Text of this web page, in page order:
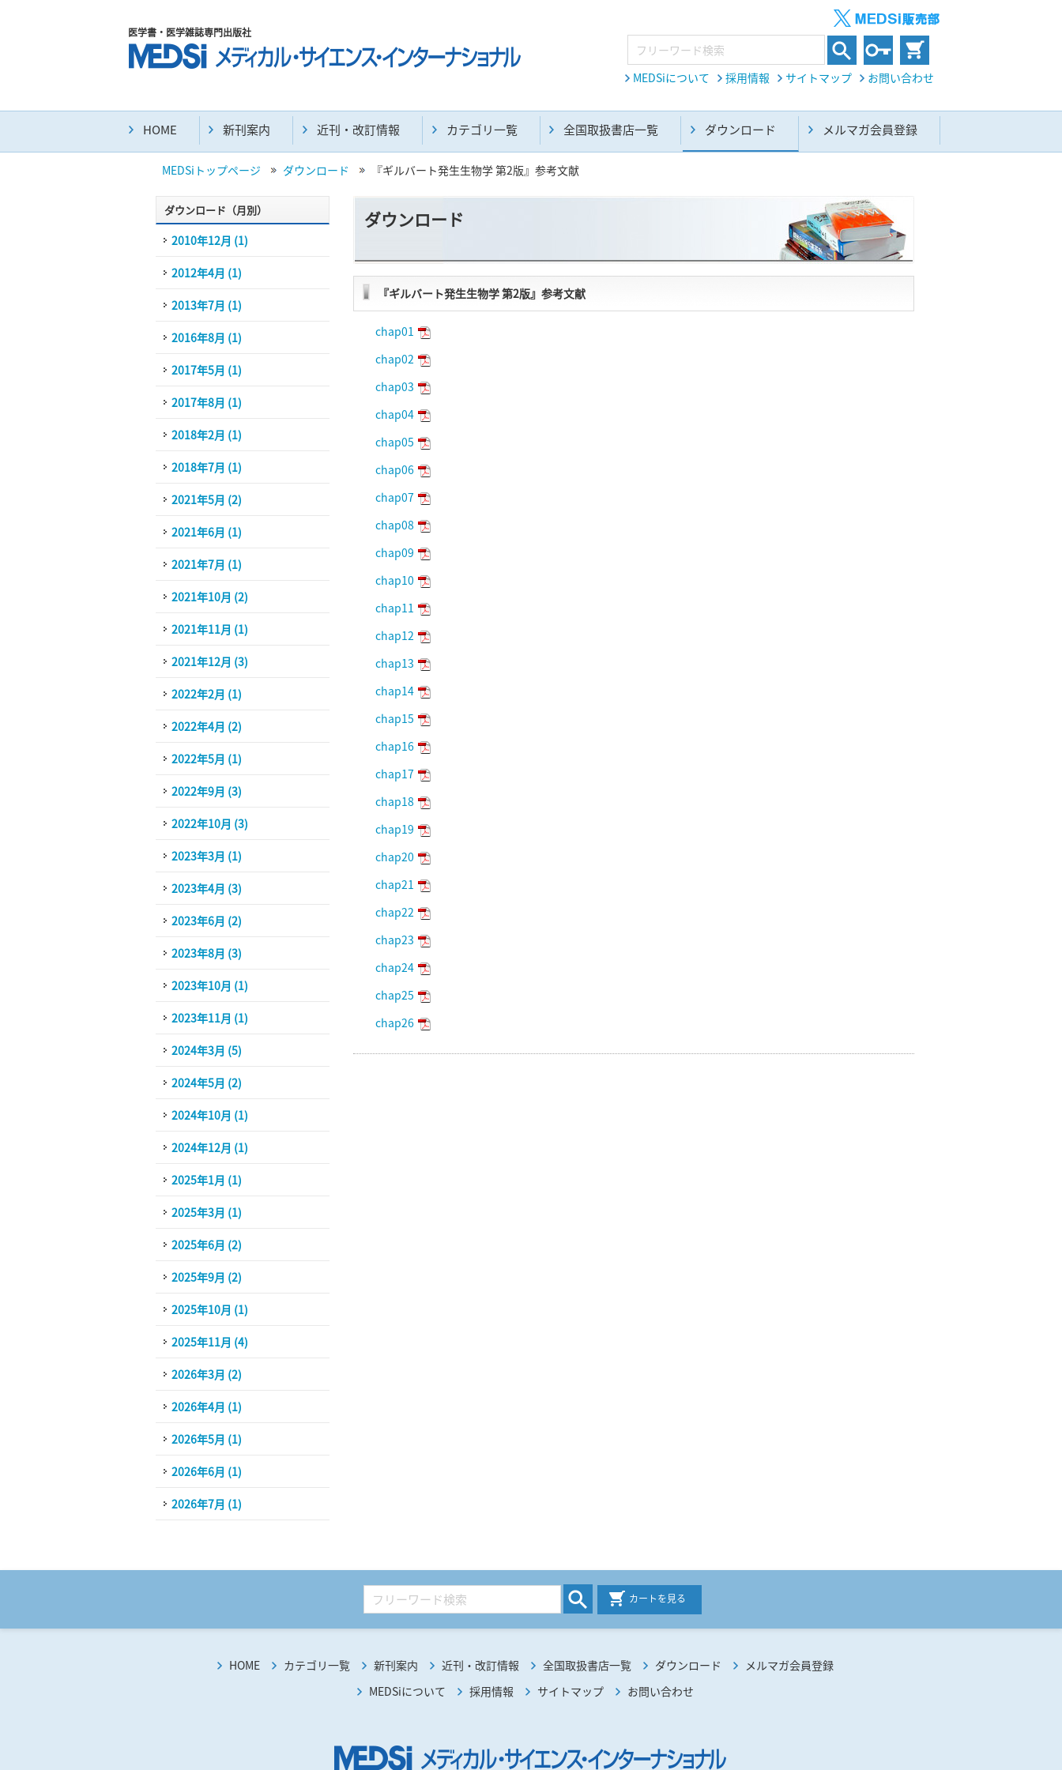
医学書・医学雑誌専門出版社
MEDSiについて 採用情報 サイトマップ お問い合わせ
HOME 新刊案内 近刊・改訂情報 カテゴリ一覧 全国取扱書店一覧 ダウンロード メルマガ会員登録
ダウンロード
MEDSiトップページ ダウンロード 『ギルバート発生生物学 第2版』参考文献
『ギルバート発生生物学 第2版』参考文献
chap01
chap02
chap03
chap04
chap05
chap06
chap07
chap08
chap09
chap10
chap11
chap12
chap13
chap14
chap15
chap16
chap17
chap18
chap19
chap20
chap21
chap22
chap23
chap24
chap25
chap26
ダウンロード（月別）
2010年12月 (1)
2012年4月 (1)
2013年7月 (1)
2016年8月 (1)
2017年5月 (1)
2017年8月 (1)
2018年2月 (1)
2018年7月 (1)
2021年5月 (2)
2021年6月 (1)
2021年7月 (1)
2021年10月 (2)
2021年11月 (1)
2021年12月 (3)
2022年2月 (1)
2022年4月 (2)
2022年5月 (1)
2022年9月 (3)
2022年10月 (3)
2023年3月 (1)
2023年4月 (3)
2023年6月 (2)
2023年8月 (3)
2023年10月 (1)
2023年11月 (1)
2024年3月 (5)
2024年5月 (2)
2024年10月 (1)
2024年12月 (1)
2025年1月 (1)
2025年3月 (1)
2025年6月 (2)
2025年9月 (2)
2025年10月 (1)
2025年11月 (4)
2026年3月 (2)
2026年4月 (1)
2026年5月 (1)
2026年6月 (1)
2026年7月 (1)
カートを見る
HOME カテゴリ一覧 新刊案内 近刊・改訂情報 全国取扱書店一覧 ダウンロード
メルマガ会員登録
MEDSiについて
採用情報 サイトマップ お問い合わせ